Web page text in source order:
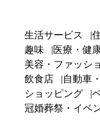
生活サービス
趣味
医療・健
美容・ファッシ
飲食店
自動車
ショッピング
冠婚葬祭・イベ